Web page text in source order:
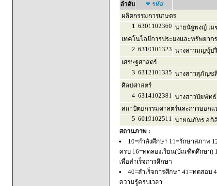
ลำดับ
รหัส
ผลิตกรรมการเกษตร
1 6301102360 นายนัฐพงญ์ เ
เทคโนโลยีการประมงและทรัพยาก
2 6310101323 นางสาวมญชุ์ป
เศรษฐศาสตร์
3 6312101335 นางสาวสุภัญช
ศิลปศาสตร์
4 6314102381 นางสาวปิยพัท
สถาปัตยกรรมศาสตร์และการออก
5 6019102511 นายณภัทร อภิ
สถานภาพ :
10=กำลังศึกษา 11=รักษาสภาพ
ครบ 16=ทดลองเรียน(บัณฑิตศึกษา)
เพื่อสำเร็จการศึกษา
40=สำเร็จการศึกษา 41=ทดสอบ
ความรู้ครบเวลา